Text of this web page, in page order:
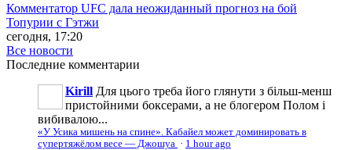
Комментатор UFC дала неожиданный прогноз на бой
Топурии с Гэтжи
сегодня, 17:20
Все новости
Последние комментарии
Kirill Для цього треба його глянути з більш-менш
пристойними боксерами, а не блогером Полом і
вибивалою...
«У Усика мишень на спине». Кабайел может доминировать в
супертяжёлом весе — Джошуа · 1 hour ago